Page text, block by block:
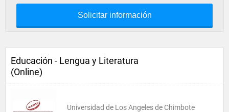
Solicitar información
Educación - Lengua y Literatura
(Online)
Universidad de Los Angeles de Chimbote